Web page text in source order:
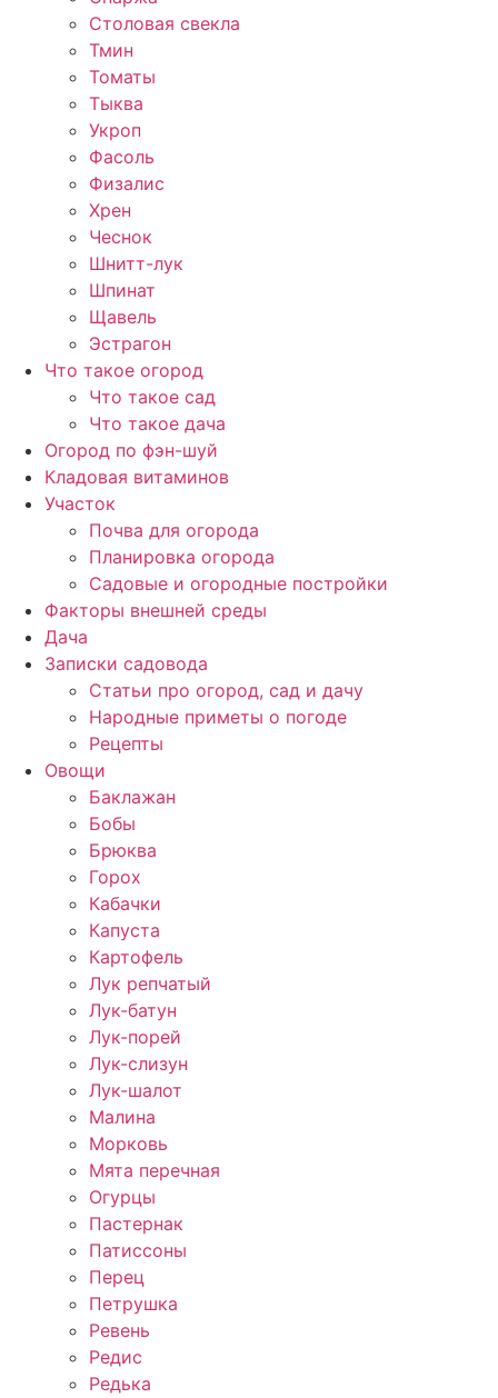
Столовая свекла
Тмин
Томаты
Тыква
Укроп
Фасоль
Физалис
Хрен
Чеснок
Шнитт-лук
Шпинат
Щавель
Эстрагон
Что такое огород
Что такое сад
Что такое дача
Огород по фэн-шуй
Кладовая витаминов
Участок
Почва для огорода
Планировка огорода
Садовые и огородные постройки
Факторы внешней среды
Дача
Записки садовода
Статьи про огород, сад и дачу
Народные приметы о погоде
Рецепты
Овощи
Баклажан
Бобы
Брюква
Горох
Кабачки
Капуста
Картофель
Лук репчатый
Лук-батун
Лук-порей
Лук-слизун
Лук-шалот
Малина
Морковь
Мята перечная
Огурцы
Пастернак
Патиссоны
Перец
Петрушка
Ревень
Редис
Редька